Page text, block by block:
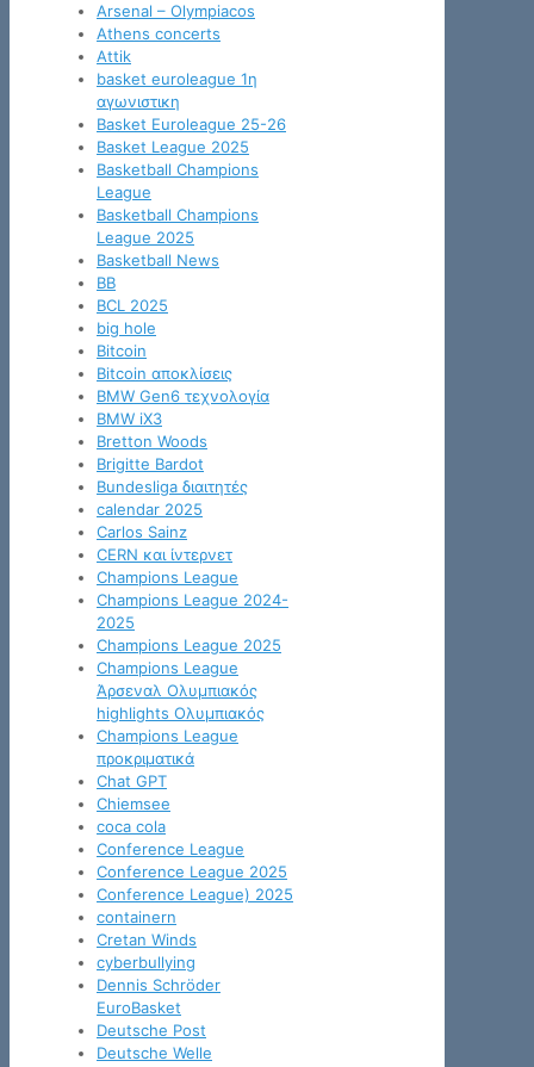
Arsenal – Olympiacos
Athens concerts
Attik
basket euroleague 1η
αγωνιστικη
Basket Euroleague 25-26
Basket League 2025
Basketball Champions
League
Basketball Champions
League 2025
Basketball News
BB
BCL 2025
big hole
Bitcoin
Bitcoin αποκλίσεις
BMW Gen6 τεχνολογία
BMW iX3
Bretton Woods
Brigitte Bardot
Bundesliga διαιτητές
calendar 2025
Carlos Sainz
CERN και ίντερνετ
Champions League
Champions League 2024-
2025
Champions League 2025
Champions League
Άρσεναλ Ολυμπιακός
highlights Ολυμπιακός
Champions League
προκριματικά
Chat GPT
Chiemsee
coca cola
Conference League
Conference League 2025
Conference League) 2025
containern
Cretan Winds
cyberbullying
Dennis Schröder
EuroBasket
Deutsche Post
Deutsche Welle